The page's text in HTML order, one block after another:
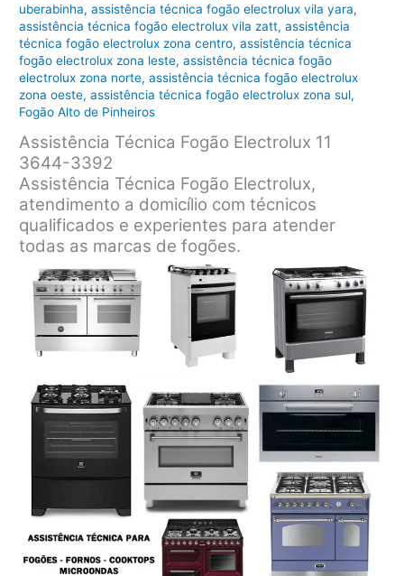
uberabinha,assistência técnica fogão electrolux vila yara,
assistência técnica fogão electrolux vila zatt,assistência
técnica fogão electrolux zona centro,assistência técnica
fogão electrolux zona leste,assistência técnica fogão
electrolux zona norte,assistência técnica fogão electrolux
zona oeste,assistência técnica fogão electrolux zona sul,
Fogão Alto de Pinheiros
Assistência Técnica Fogão Electrolux 11
3644-3392
Assistência Técnica Fogão Electrolux,
atendimento a domicílio com técnicos
qualificados e experientes para atender
todas as marcas de fogões.